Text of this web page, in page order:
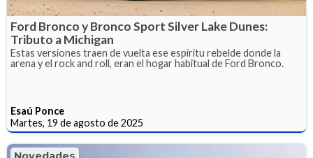
Ford Bronco y Bronco Sport Silver Lake Dunes:
Tributo a Michigan
Estas versiones traen de vuelta ese espíritu rebelde donde la
arena y el rock and roll, eran el hogar habitual de Ford Bronco.
Esaú Ponce
Martes, 19 de agosto de 2025